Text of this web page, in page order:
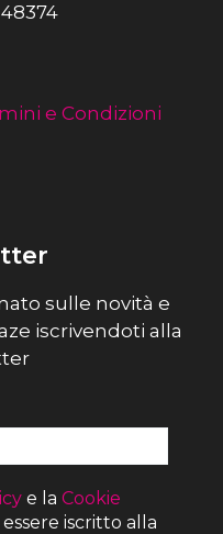
e Condizioni
sulle novità e
iscrivendoti alla
e la Cookie
iscritto alla